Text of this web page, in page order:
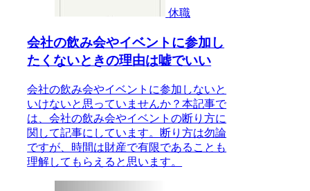
休職
会社の飲み会やイベントに参加し
たくないときの理由は嘘でいい
会社の飲み会やイベントに参加しないと
いけないと思っていませんか？本記事で
は、会社の飲み会やイベントの断り方に
関して記事にしています。断り方は勿論
ですが、時間は財産で有限であることも
理解してもらえると思います。